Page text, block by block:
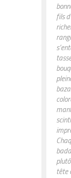
fils
tête